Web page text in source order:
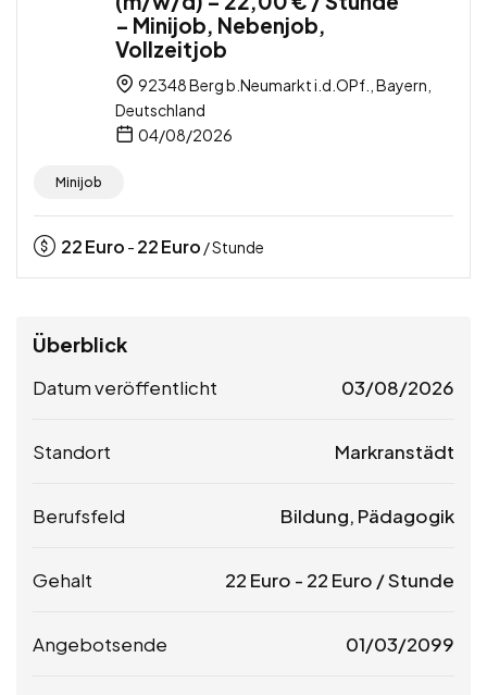
– Minijob, Nebenjob,
Vollzeitjob
92348 Berg b.Neumarkt i.d.OPf., Bayern,
Deutschland
04/08/2026
Minijob
22Euro - 22Euro / Stunde
Überblick
Datum veröffentlicht 03/08/2026
Standort Markranstädt
Berufsfeld Bildung, Pädagogik
Gehalt 22 Euro - 22 Euro / Stunde
Angebotsende 01/03/2099